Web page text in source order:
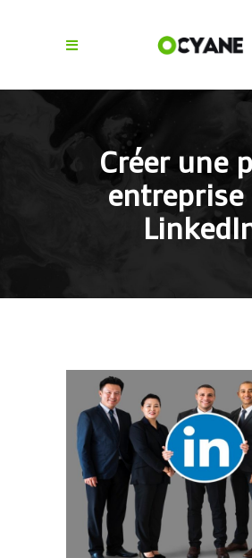
Créer une
entreprise